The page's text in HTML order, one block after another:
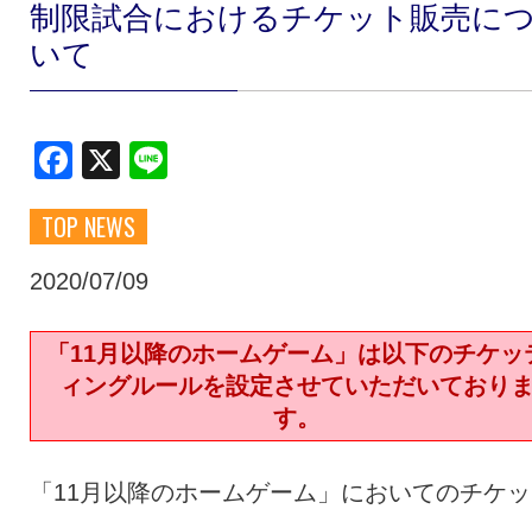
試合日程・結果
スクール
トップチーム アカデミー
スポンサー グッズ
制限試合におけるチケット販売に
いて
Facebook
X
TOP NEWS
2020/07/09
「11月以降のホームゲーム」は以下のチケッ
ィングルールを設定させていただいており
す。
「11月以降のホームゲーム」においてのチケ